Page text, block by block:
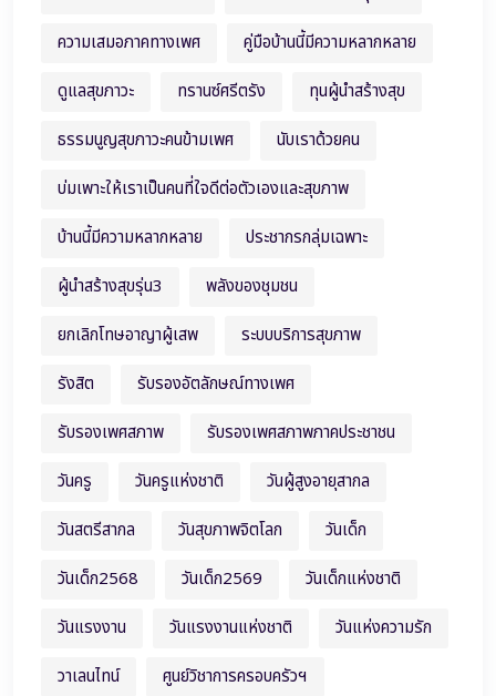
ความเสมอภาคทางเพศ
คู่มือบ้านนี้มีความหลากหลาย
ดูแลสุขภาวะ
ทรานซ์ศรีตรัง
ทุนผู้นำสร้างสุข
ธรรมนูญสุขภาวะคนข้ามเพศ
นับเราด้วยคน
บ่มเพาะให้เราเป็นคนที่ใจดีต่อตัวเองและสุขภาพ
บ้านนี้มีความหลากหลาย
ประชากรกลุ่มเฉพาะ
ผู้นำสร้างสุขรุ่น3
พลังของชุมชน
ยกเลิกโทษอาญาผู้เสพ
ระบบบริการสุขภาพ
รังสิต
รับรองอัตลักษณ์ทางเพศ
รับรองเพศสภาพ
รับรองเพศสภาพภาคประชาชน
วันครู
วันครูแห่งชาติ
วันผู้สูงอายุสากล
วันสตรีสากล
วันสุขภาพจิตโลก
วันเด็ก
วันเด็ก2568
วันเด็ก2569
วันเด็กแห่งชาติ
วันแรงงาน
วันแรงงานแห่งชาติ
วันแห่งความรัก
วาเลนไทน์
ศูนย์วิชาการครอบครัวฯ